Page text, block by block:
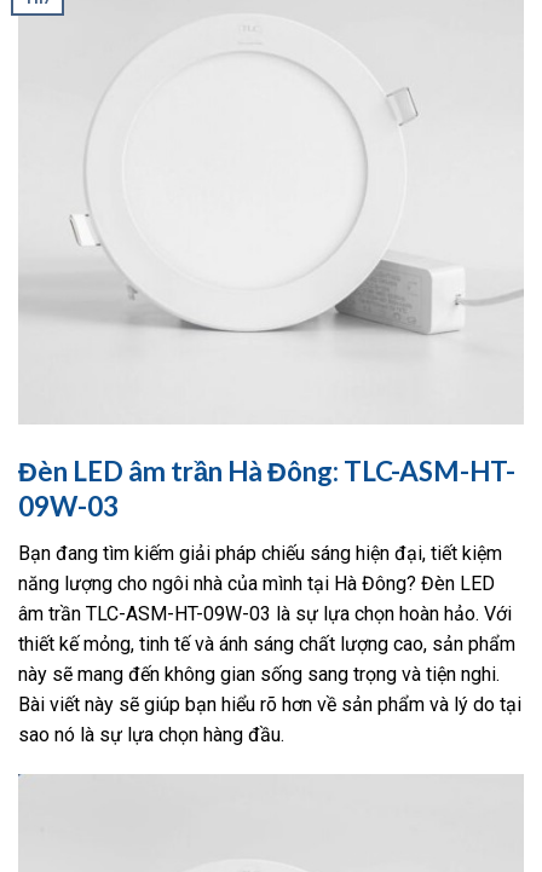
Đèn LED âm trần Hà Đông: TLC-ASM-HT-
09W-03
Bạn đang tìm kiếm giải pháp chiếu sáng hiện đại, tiết kiệm
năng lượng cho ngôi nhà của mình tại Hà Đông? Đèn LED
âm trần TLC-ASM-HT-09W-03 là sự lựa chọn hoàn hảo. Với
thiết kế mỏng, tinh tế và ánh sáng chất lượng cao, sản phẩm
này sẽ mang đến không gian sống sang trọng và tiện nghi.
Bài viết này sẽ giúp bạn hiểu rõ hơn về sản phẩm và lý do tại
sao nó là sự lựa chọn hàng đầu.